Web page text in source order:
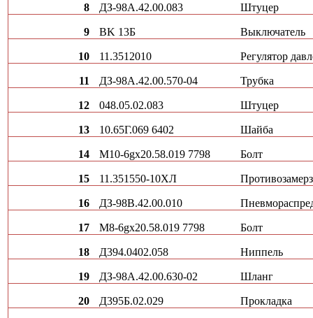
8 ДЗ-98А.42.00.083 Штуцер
9 BK 13Б Выключатель
10 11.3512010 Регулятор
11 ДЗ-98А.42.00.570-04 Трубка
12 048.05.02.083 Штуцер
13 10.65Г.069 6402 Шайба
14 М10-6gх20.58.019 7798 Болт
15 11.351550-10ХЛ
16 ДЗ-98В.42.00.010
17 М8-6gх20.58.019 7798 Болт
18 Д394.0402.058 Ниппель
19 ДЗ-98А.42.00.630-02 Шланг
20 Д395Б.02.029 Прокладка